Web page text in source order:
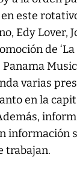
en este
Edy Lover,
de ‘La
varias
en la
información
trabajan.